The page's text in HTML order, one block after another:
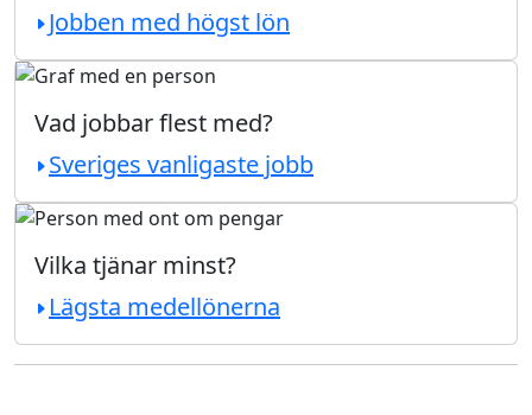
Jobben med högst lön
Vad jobbar flest med?
Sveriges vanligaste jobb
Vilka tjänar minst?
Lägsta medellönerna